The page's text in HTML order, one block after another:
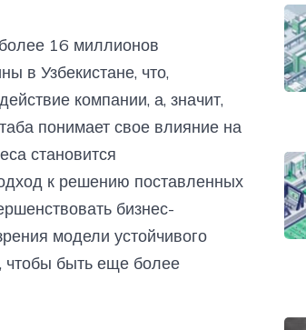
16 миллионов
в Узбекистане, что,
компании, а, значит,
понимает свое влияние на
становится
к решению поставленных
бизнес-
модели устойчивого
чтобы быть еще более